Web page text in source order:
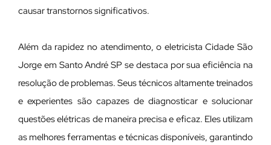
causar transtornos significativos.
Além da rapidez no atendimento, o eletricista Cidade São
Jorge em Santo André SP se destaca por sua eficiência na
resolução de problemas. Seus técnicos altamente treinados
e experientes são capazes de diagnosticar e solucionar
questões elétricas de maneira precisa e eficaz. Eles utilizam
as melhores ferramentas e técnicas disponíveis, garantindo